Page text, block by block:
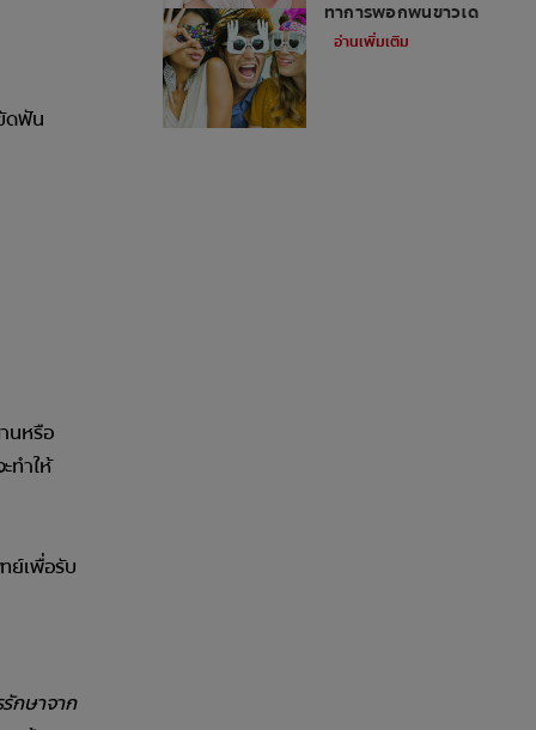
ดฟัน
นหรือ
ทำให้
ย์เพื่อรับ
กษาจาก
ทำการฟอกฟันขาวได้
อ่านเพิ่มเติม